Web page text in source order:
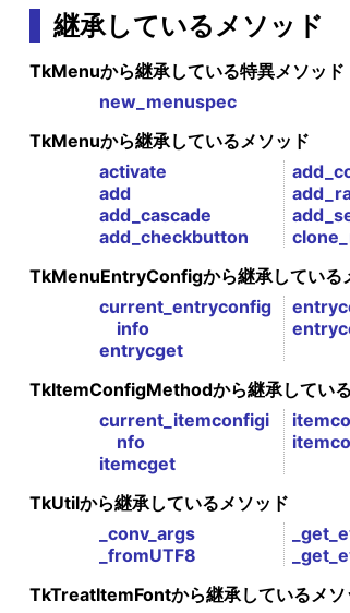
継承しているメソッド
TkMenuから継承している特異メソッド
new_menuspec
TkMenuから継承しているメソッド
activate
add
add_cascade
add_checkbutton
TkMenuEntryConfigから継承している
current_entryconfig
info
entrycget
TkItemConfigMethodから継承してい
current_itemconfigi
nfo
itemcget
TkUtilから継承しているメソッド
_conv_args
_fromUTF8
TkTreatItemFontから継承しているメソ